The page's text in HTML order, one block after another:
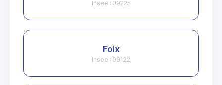
Insee : 09225
Foix
Insee : 09122